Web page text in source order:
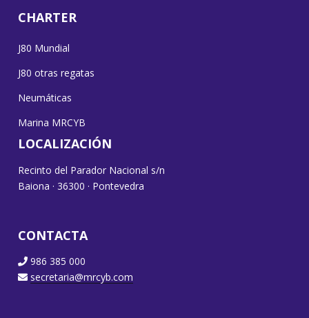
CHARTER
J80 Mundial
J80 otras regatas
Neumáticas
Marina MRCYB
LOCALIZACIÓN
Recinto del Parador Nacional s/n
Baiona · 36300 · Pontevedra
CONTACTA
986 385 000
secretaria@mrcyb.com